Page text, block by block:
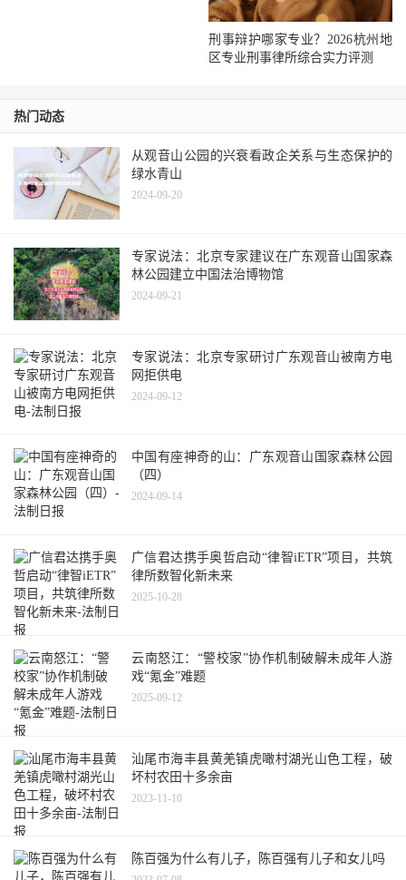
刑事辩护哪家专业？2026杭州地
区专业刑事律所综合实力评测
热门动态
从观音山公园的兴衰看政企关系与生态保护的
绿水青山
2024-09-20
专家说法：北京专家建议在广东观音山国家森
林公园建立中国法治博物馆
2024-09-21
专家说法：北京专家研讨广东观音山被南方电
网拒供电
2024-09-12
中国有座神奇的山：广东观音山国家森林公园
（四）
2024-09-14
广信君达携手奥哲启动“律智iETR”项目，共筑
律所数智化新未来
2025-10-28
云南怒江：“警校家”协作机制破解未成年人游
戏“氪金”难题
2025-09-12
汕尾市海丰县黄羌镇虎噉村湖光山色工程，破
坏村农田十多余亩
2023-11-10
陈百强为什么有儿子，陈百强有儿子和女儿吗